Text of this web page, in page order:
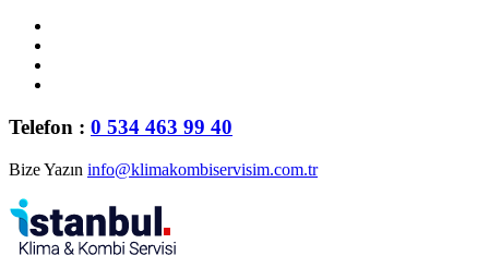
Telefon : 0 534 463 99 40
Bize Yazın info@klimakombiservisim.com.tr